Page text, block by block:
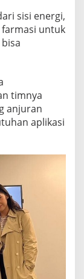
sisi energi,
untuk
timnya
anjuran
aplikasi